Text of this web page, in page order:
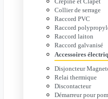
Collier de serrage
Raccord PVC
Raccord
Raccord laiton
Raccord galvanisé
Accessoires
Disjoncteur
Relai thermique
Discontacteur
Démarreur pour